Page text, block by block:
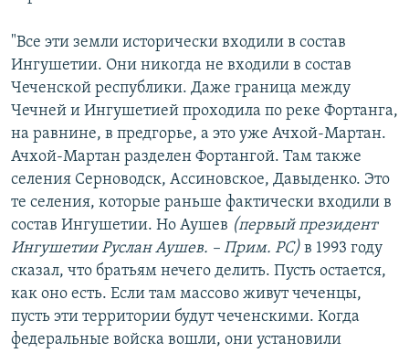
"Все эти земли исторически входили в состав
Ингушетии. Они никогда не входили в состав
Чеченской республики. Даже граница между
Чечней и Ингушетией проходила по реке Фортанга,
на равнине, в предгорье, а это уже Ачхой-Мартан.
Ачхой-Мартан разделен Фортангой. Там также
селения Серноводск, Ассиновское, Давыденко. Это
те селения, которые раньше фактически входили в
состав Ингушетии. Но Аушев (первый президент
Ингушетии Руслан Аушев. – Прим. РС) в 1993 году
сказал, что братьям нечего делить. Пусть остается,
как оно есть. Если там массово живут чеченцы,
пусть эти территории будут чеченскими. Когда
федеральные войска вошли, они установили